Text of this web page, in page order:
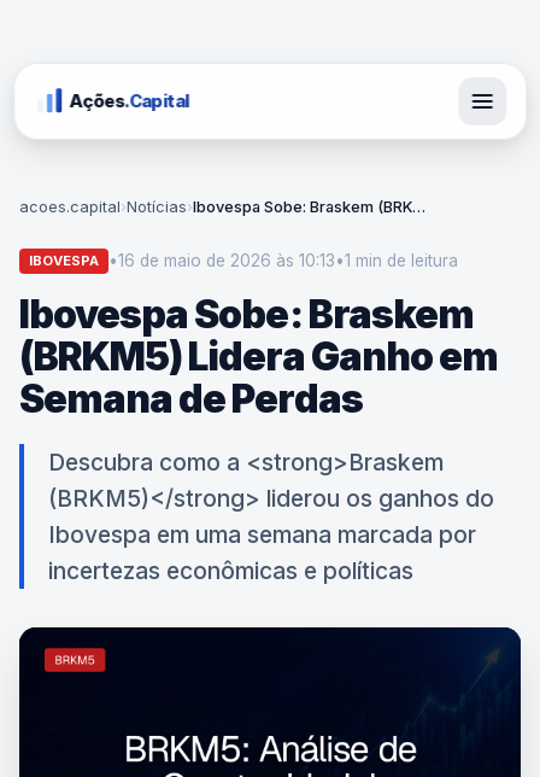
Ações.Capital
acoes.capital›Notícias› Ibovespa Sobe: Braskem (BRKM5) Lidera Ganho em Semana de Perdas
IBOVESPA •16 de maio de 2026 às 10:13•1 min de leitura
Ibovespa Sobe: Braskem
(BRKM5) Lidera Ganho em
Semana de Perdas
Descubra como a <strong>Braskem
(BRKM5)</strong> liderou os ganhos do
Ibovespa em uma semana marcada por
incertezas econômicas e políticas